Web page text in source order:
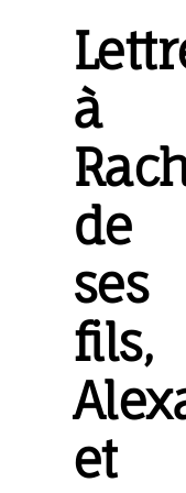
à
de
ses
fils,
et